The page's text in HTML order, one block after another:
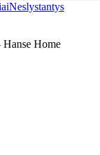
Neslystantys